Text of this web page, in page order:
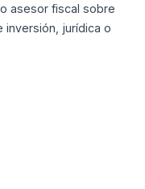
asesor fiscal sobre
inversión, jurídica o